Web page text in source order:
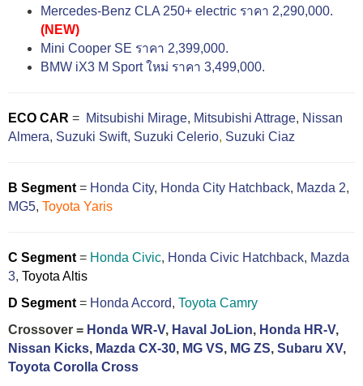
Mercedes-Benz CLA 250+ electric ราคา 2,290,000.
(NEW)
Mini Cooper SE ราคา 2,399,000.
BMW iX3 M Sport ใหม่ ราคา 3,499,000.
ECO CAR = Mitsubishi Mirage, Mitsubishi Attrage, Nissan
Almera, Suzuki Swift, Suzuki Celerio, Suzuki Ciaz
B Segment = Honda City, Honda City Hatchback, Mazda 2,
MG5, Toyota Yaris
C Segment= Honda Civic, Honda Civic Hatchback, Mazda
3, Toyota Altis
D Segment= Honda Accord, Toyota Camry
Crossover = Honda WR-V, Haval JoLion, Honda HR-V,
Nissan Kicks, Mazda CX-30, MG VS, MG ZS, Subaru XV,
Toyota Corolla Cross